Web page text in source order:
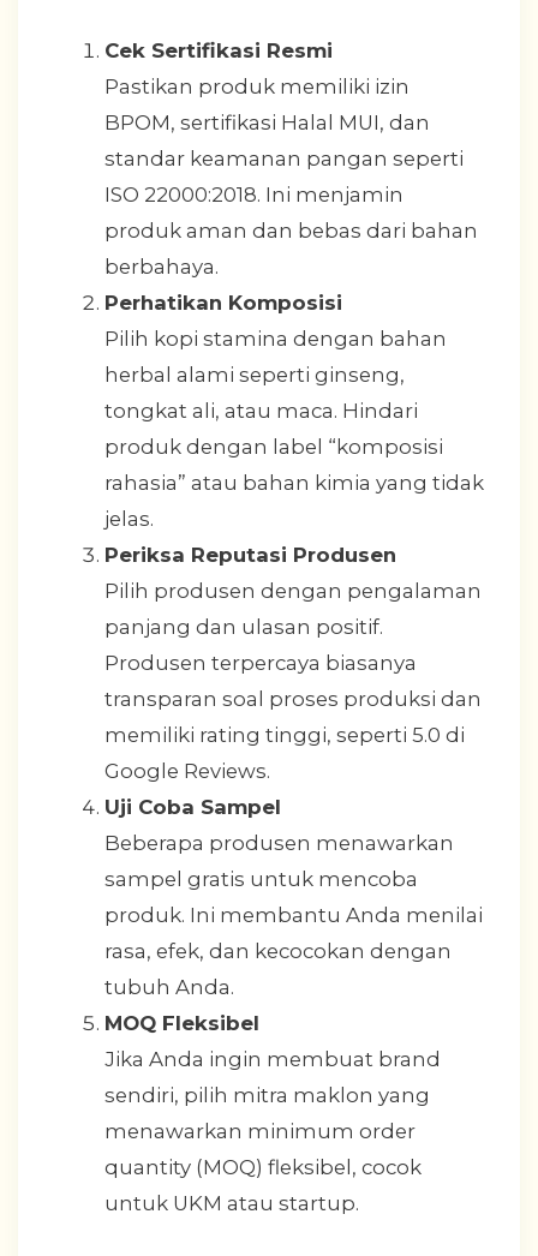
Cek Sertifikasi Resmi
Pastikan produk memiliki izin
BPOM, sertifikasi Halal MUI, dan
standar keamanan pangan seperti
ISO 22000:2018. Ini menjamin
produk aman dan bebas dari bahan
berbahaya.
Perhatikan Komposisi
Pilih kopi stamina dengan bahan
herbal alami seperti ginseng,
tongkat ali, atau maca. Hindari
produk dengan label “komposisi
rahasia” atau bahan kimia yang tidak
jelas.
Periksa Reputasi Produsen
Pilih produsen dengan pengalaman
panjang dan ulasan positif.
Produsen terpercaya biasanya
transparan soal proses produksi dan
memiliki rating tinggi, seperti 5.0 di
Google Reviews.
Uji Coba Sampel
Beberapa produsen menawarkan
sampel gratis untuk mencoba
produk. Ini membantu Anda menilai
rasa, efek, dan kecocokan dengan
tubuh Anda.
MOQ Fleksibel
Jika Anda ingin membuat brand
sendiri, pilih mitra maklon yang
menawarkan minimum order
quantity (MOQ) fleksibel, cocok
untuk UKM atau startup.